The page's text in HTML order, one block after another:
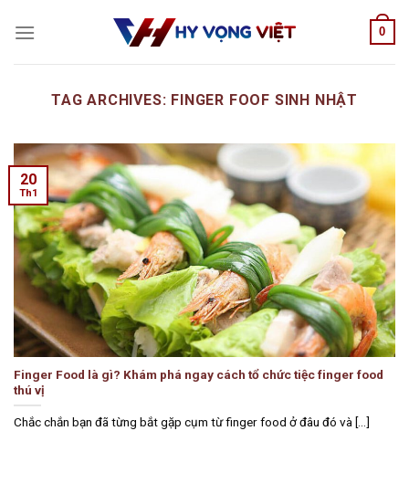
0
TAG ARCHIVES: FINGER FOOF SINH NHẬT
Finger Food là gì? Khám phá ngay cách tổ chức tiệc finger food
thú vị
Chắc chắn bạn đã từng bắt gặp cụm từ finger food ở đâu đó và [...]
20
Th1